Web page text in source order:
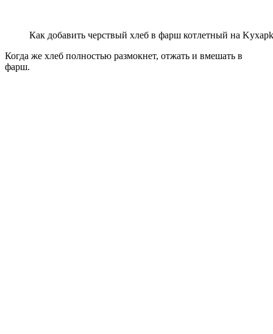
Как добавить черствый хлеб в фарш котлетный на
Когда же хлеб полностью размокнет, отжать и вмешать в
фарш.